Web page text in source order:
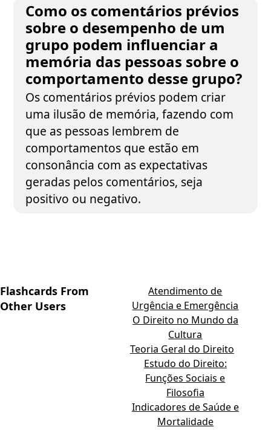
Como os comentários prévios
sobre o desempenho de um
grupo podem influenciar a
memória das pessoas sobre o
comportamento desse grupo?
Os comentários prévios podem criar
uma ilusão de memória, fazendo com
que as pessoas lembrem de
comportamentos que estão em
consonância com as expectativas
geradas pelos comentários, seja
positivo ou negativo.
Flashcards From
Other Users
Atendimento de
Urgência e Emergência
O Direito no Mundo da
Cultura
Teoria Geral do Direito
Estudo do Direito:
Funções Sociais e
Filosofia
Indicadores de Saúde e
Mortalidade